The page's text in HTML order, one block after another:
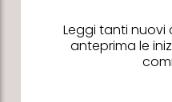
Leggi tanti nuovi
anteprima le